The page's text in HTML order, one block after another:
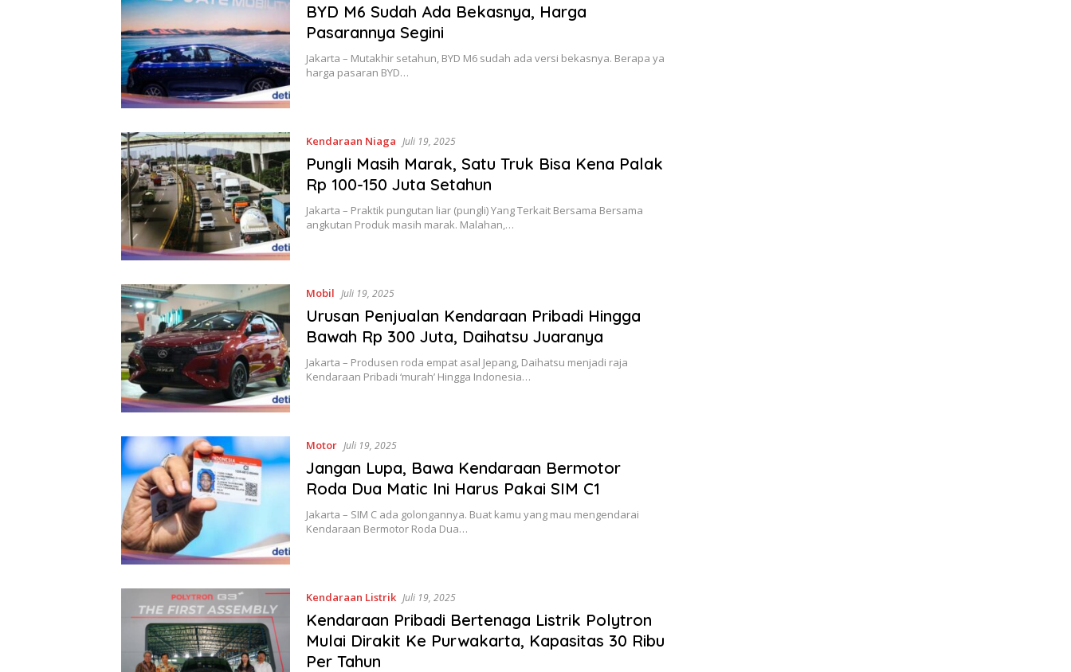
BYD M6 Sudah Ada Bekasnya, Harga
Pasarannya Segini
Jakarta – Mutakhir setahun, BYD M6 sudah ada versi bekasnya. Berapa ya
harga pasaran BYD…
Kendaraan Niaga Juli 19, 2025
Pungli Masih Marak, Satu Truk Bisa Kena Palak
Rp 100-150 Juta Setahun
Jakarta – Praktik pungutan liar (pungli) Yang Terkait Bersama Bersama
angkutan Produk masih marak. Malahan,…
Mobil Juli 19, 2025
Urusan Penjualan Kendaraan Pribadi Hingga
Bawah Rp 300 Juta, Daihatsu Juaranya
Jakarta – Produsen roda empat asal Jepang, Daihatsu menjadi raja
Kendaraan Pribadi ‘murah’ Hingga Indonesia…
Motor Juli 19, 2025
Jangan Lupa, Bawa Kendaraan Bermotor
Roda Dua Matic Ini Harus Pakai SIM C1
Jakarta – SIM C ada golongannya. Buat kamu yang mau mengendarai
Kendaraan Bermotor Roda Dua…
Kendaraan Listrik Juli 19, 2025
Kendaraan Pribadi Bertenaga Listrik Polytron
Mulai Dirakit Ke Purwakarta, Kapasitas 30 Ribu
Per Tahun